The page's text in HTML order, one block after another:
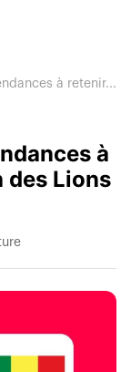
à retenir...
à
des Lions